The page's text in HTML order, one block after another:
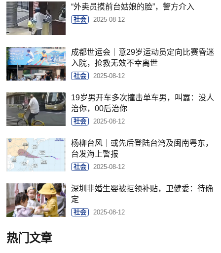
“外卖员摸前台姑娘的脸”，警方介入
社会 2025-08-12
成都世运会｜意29岁运动员定向比赛昏迷
入院，抢救无效不幸离世
社会 2025-08-12
19岁男开车多次撞击单车男，叫嚣：没人
治你，00后治你
社会 2025-08-12
杨柳台风｜或先后登陆台湾及闽南粤东，
台发海上警报
社会 2025-08-12
深圳非婚生婴被拒领补贴，卫健委：待确
定
社会 2025-08-12
热门文章